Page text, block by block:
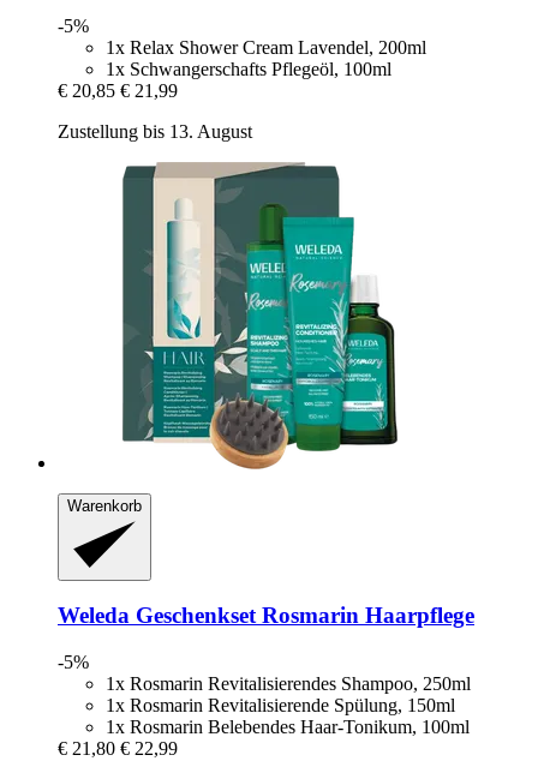
-5%
1x Relax Shower Cream Lavendel, 200ml
1x Schwangerschafts Pflegeöl, 100ml
€ 20,85 € 21,99
Zustellung bis 13. August
Warenkorb
Weleda Geschenkset Rosmarin Haarpflege
-5%
1x Rosmarin Revitalisierendes Shampoo, 250ml
1x Rosmarin Revitalisierende Spülung, 150ml
1x Rosmarin Belebendes Haar-Tonikum, 100ml
€ 21,80 € 22,99